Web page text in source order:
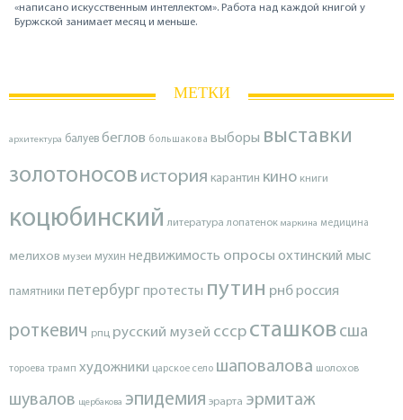
«написано искусственным интеллектом». Работа над каждой книгой у
Буржской занимает месяц и меньше.
МЕТКИ
архитектура балуев беглов большакова выборы выставки
золотоносов история карантин кино книги
коцюбинский литература лопатенок маркина медицина
мелихов музеи мухин недвижимость опросы охтинский мыс
памятники петербургпротесты путин рнброссия
роткевич рпц русский музей ссср сташков сша
тороева трамп художники царское село шаповалова шолохов
шувалов щербакова эпидемия эрарта эрмитаж